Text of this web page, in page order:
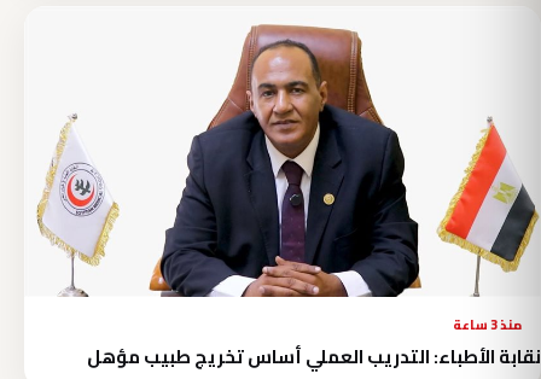
منذ 3 ساعة
نقابة الأطباء: التدريب العملي أساس تخريج طبيب مؤهل